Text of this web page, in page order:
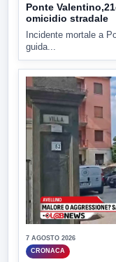
Ponte
omicidio stradale
Incidente mortale a
guida...
7 AGOSTO 2026
CRONACA